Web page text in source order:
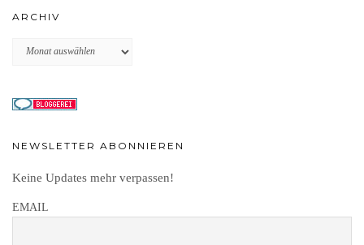
ARCHIV
Archiv
NEWSLETTER ABONNIEREN
Keine Updates mehr verpassen!
EMAIL